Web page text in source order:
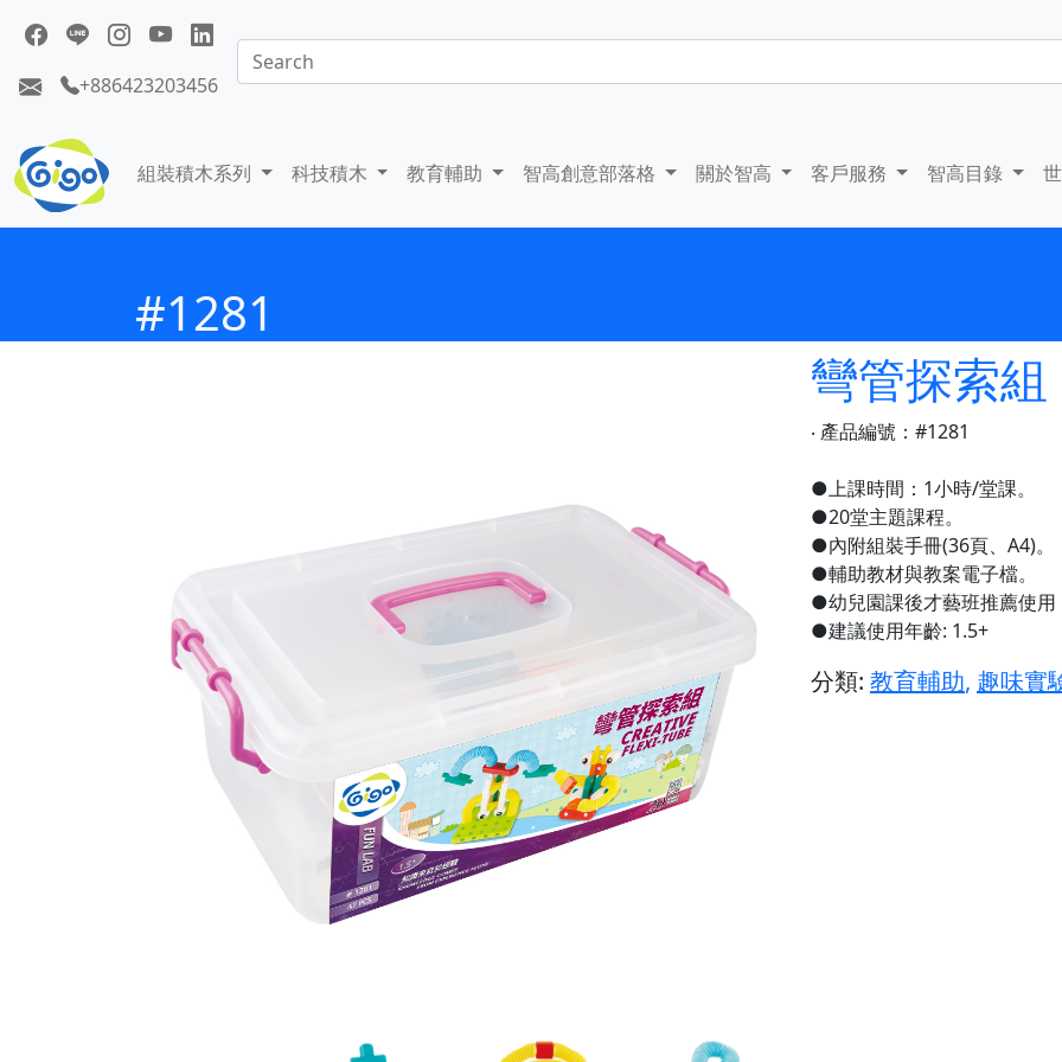
+886423203456
組裝積木系列 科技積木 教育輔助 智高創意部落格 關於智高 客戶服務 智高目錄
#1281
彎管探索組
‧ 產品編號：#1281
●上課時間：1小時/堂課。
●20堂主題課程。
●內附組裝手冊(36頁、A4)。
●輔助教材與教案電子檔。
●幼兒園課後才藝班推薦使用
●建議使用年齡: 1.5+
分類: 教育輔助, 趣味實